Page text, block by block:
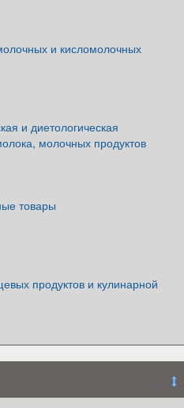
и кисломолочных
и диетологическая
молочных продуктов
товары
продуктов и кулинарной